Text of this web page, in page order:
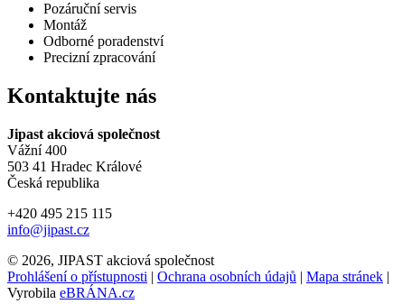
Pozáruční servis
Montáž
Odborné poradenství
Precizní zpracování
Kontaktujte nás
Jipast akciová společnost
Vážní 400
503 41 Hradec Králové
Česká republika
+420 495 215 115
info@jipast.cz
© 2026, JIPAST akciová společnost
Prohlášení o přístupnosti | Ochrana osobních údajů | Mapa stránek |
Vyrobila eBRÁNA.cz